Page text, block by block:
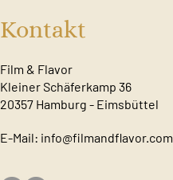
Kontakt
Film & Flavor
Kleiner Schäferkamp 36
20357 Hamburg - Eimsbüttel
E-Mail: info@filmandflavor.com